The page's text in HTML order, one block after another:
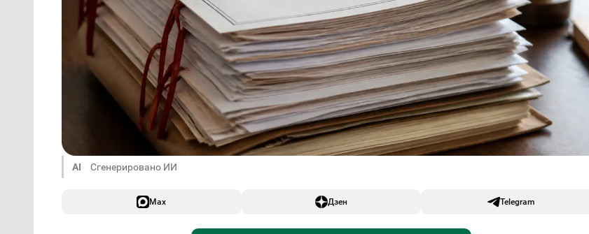
AI Сгенерировано ИИ
Max Дзен Telegram